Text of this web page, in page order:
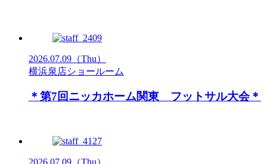
2026.07.09 （Thu）
横浜泉店ショールーム
＊第7回ニッカホーム関東 フットサル大会＊
2026.07.09 （Thu）